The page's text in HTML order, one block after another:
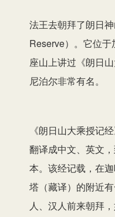
法王去朝拜了朗日
Reserve）。它位
座山上讲过《朗日
尼泊尔非常有名。
《朗日山大乘授记
翻译成中文、英文
本。该经记载，在
塔（藏译）的附近
人、汉人前来朝拜